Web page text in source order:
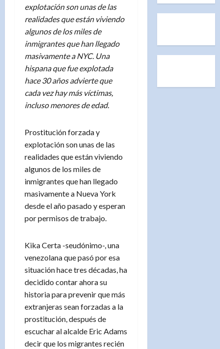
explotación son unas de las
realidades que están viviendo
algunos de los miles de
inmigrantes que han llegado
masivamente a NYC. Una
hispana que fue explotada
hace 30 años advierte que
cada vez hay más víctimas,
incluso menores de edad.
Prostitución forzada y
explotación son unas de las
realidades que están viviendo
algunos de los miles de
inmigrantes que han llegado
masivamente a Nueva York
desde el año pasado y esperan
por permisos de trabajo.
Kika Certa -seudónimo-, una
venezolana que pasó por esa
situación hace tres décadas, ha
decidido contar ahora su
historia para prevenir que más
extranjeras sean forzadas a la
prostitución, después de
escuchar al alcalde Eric Adams
decir que los migrantes recién